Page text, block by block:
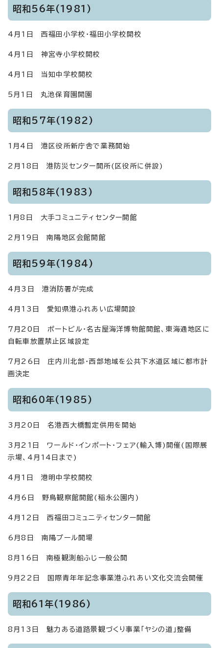
昭和56年(1981)
4月1日 西福田小学校・福田小学校開校
4月1日 神宮寺小学校開校
4月1日 当知中学校開校
5月1日 丸池保育園開園
昭和57年(1982)
1月4日 港区役所新庁舎で業務開始
2月18日 港防災センター開所(区役所に併設)
昭和58年(1983)
1月8日 大手コミュニティセンター開館
2月19日 南陽地区会館開館
昭和59年(1984)
4月3日 港消防署が完成
4月13日 愛知県港ふれあい広場開設
7月20日 ポートビル・名古屋海洋博物館開館、東海通地区に
自転車放置禁止区域設定
7月26日 庄内川北部・西部地域を公共下水道区域に都市計
画決定
昭和60年(1985)
3月20日 名港西大橋暫定供用を開始
3月21日 ワールド・インポート・フェア(輸入博)開催(国際展
示場、4月14日まで)
4月1日 港明中学校開校
4月6日 野鳥観察館開館(稲永公園内)
4月12日 西福田コミュニティセンター開館
6月8日 南陽プール開場
8月16日 南極観測船ふじ一般公開
9月22日 国際青年年記念事業港ふれあい文化交流会開催
昭和61年(1986)
8月13日 魅力ある道路景観づくり事業「ヤシの道」整備